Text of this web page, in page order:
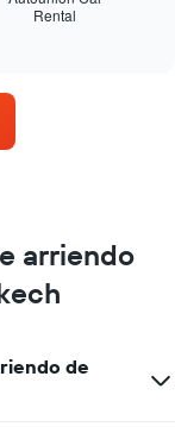
Rental
arriendo
de